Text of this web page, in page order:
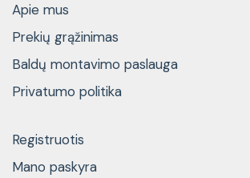
Apie mus
Prekių grąžinimas
Baldų montavimo paslauga
Privatumo politika
Registruotis
Mano paskyra